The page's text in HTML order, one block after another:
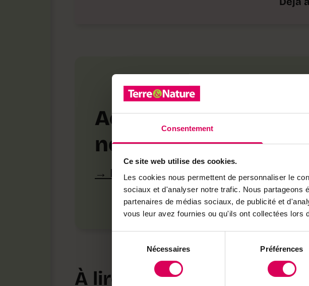
Consentement
Ce site web utilise des cookies.
Les cookies nous permettent de personnaliser le
sociaux et d'analyser notre trafic. Nous partageons
partenaires de médias sociaux, de publicité et
vous leur avez fournies ou qu'ils ont collectées lors
consentement
Nécessaires Préférences
Achetez local sur
notre boutique
Découvrez les produits
À lire aussi